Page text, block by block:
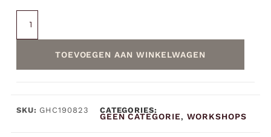
TOEVOEGEN AAN WINKELWAGEN
SKU: GHC190823 CATEGORIES:
GEEN CATEGORIE, WORKSHOPS